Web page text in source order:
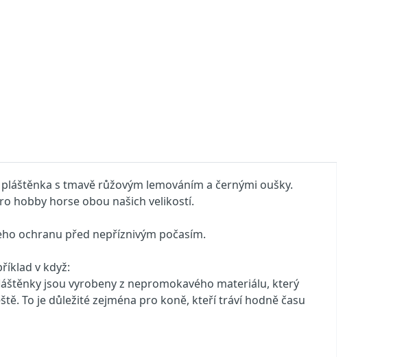
s tmavě růžovým lemováním a černými oušky.
hobby horse obou našich velikostí.
ochranu před nepříznivým počasím.
v když:
jsou vyrobeny z nepromokavého materiálu, který
To je důležité zejména pro koně, kteří tráví hodně času